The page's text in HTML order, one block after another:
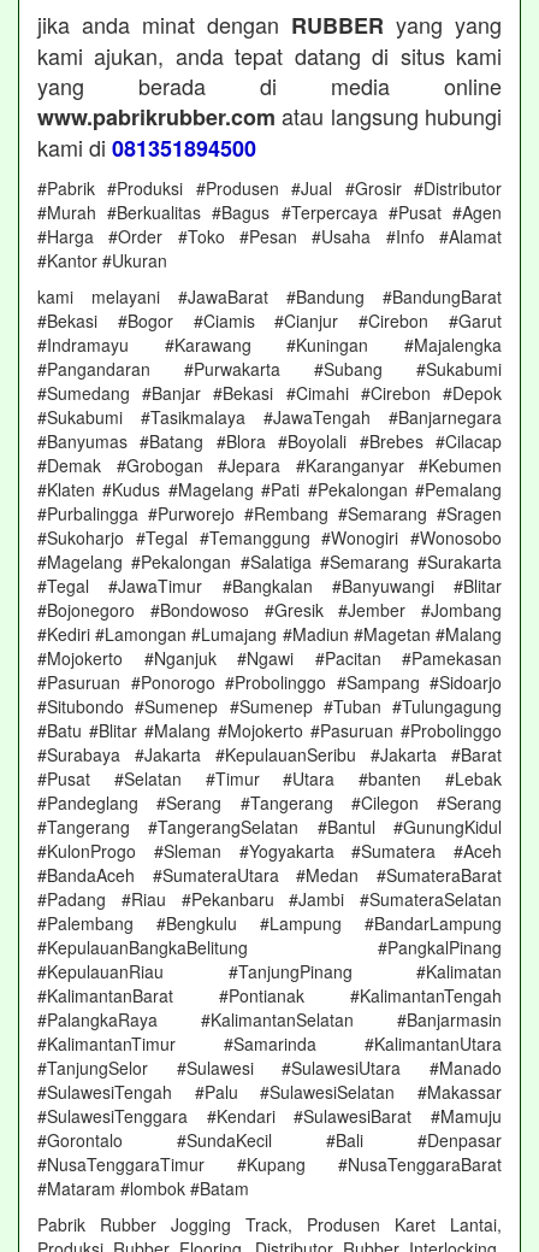
jika anda minat dengan RUBBER yang yang
kami ajukan, anda tepat datang di situs kami
yang berada di media online
www.pabrikrubber.com atau langsung hubungi
kami di 081351894500
#Pabrik #Produksi #Produsen #Jual #Grosir #Distributor
#Murah #Berkualitas #Bagus #Terpercaya #Pusat #Agen
#Harga #Order #Toko #Pesan #Usaha #Info #Alamat
#Kantor #Ukuran
kami melayani #JawaBarat #Bandung #BandungBarat
#Bekasi #Bogor #Ciamis #Cianjur #Cirebon #Garut
#Indramayu #Karawang #Kuningan #Majalengka
#Pangandaran #Purwakarta #Subang #Sukabumi
#Sumedang #Banjar #Bekasi #Cimahi #Cirebon #Depok
#Sukabumi #Tasikmalaya #JawaTengah #Banjarnegara
#Banyumas #Batang #Blora #Boyolali #Brebes #Cilacap
#Demak #Grobogan #Jepara #Karanganyar #Kebumen
#Klaten #Kudus #Magelang #Pati #Pekalongan #Pemalang
#Purbalingga #Purworejo #Rembang #Semarang #Sragen
#Sukoharjo #Tegal #Temanggung #Wonogiri #Wonosobo
#Magelang #Pekalongan #Salatiga #Semarang #Surakarta
#Tegal #JawaTimur #Bangkalan #Banyuwangi #Blitar
#Bojonegoro #Bondowoso #Gresik #Jember #Jombang
#Kediri #Lamongan #Lumajang #Madiun #Magetan #Malang
#Mojokerto #Nganjuk #Ngawi #Pacitan #Pamekasan
#Pasuruan #Ponorogo #Probolinggo #Sampang #Sidoarjo
#Situbondo #Sumenep #Sumenep #Tuban #Tulungagung
#Batu #Blitar #Malang #Mojokerto #Pasuruan #Probolinggo
#Surabaya #Jakarta #KepulauanSeribu #Jakarta #Barat
#Pusat #Selatan #Timur #Utara #banten #Lebak
#Pandeglang #Serang #Tangerang #Cilegon #Serang
#Tangerang #TangerangSelatan #Bantul #GunungKidul
#KulonProgo #Sleman #Yogyakarta #Sumatera #Aceh
#BandaAceh #SumateraUtara #Medan #SumateraBarat
#Padang #Riau #Pekanbaru #Jambi #SumateraSelatan
#Palembang #Bengkulu #Lampung #BandarLampung
#KepulauanBangkaBelitung #PangkalPinang
#KepulauanRiau #TanjungPinang #Kalimatan
#KalimantanBarat #Pontianak #KalimantanTengah
#PalangkaRaya #KalimantanSelatan #Banjarmasin
#KalimantanTimur #Samarinda #KalimantanUtara
#TanjungSelor #Sulawesi #SulawesiUtara #Manado
#SulawesiTengah #Palu #SulawesiSelatan #Makassar
#SulawesiTenggara #Kendari #SulawesiBarat #Mamuju
#Gorontalo #SundaKecil #Bali #Denpasar
#NusaTenggaraTimur #Kupang #NusaTenggaraBarat
#Mataram #lombok #Batam
Pabrik Rubber Jogging Track, Produsen Karet Lantai,